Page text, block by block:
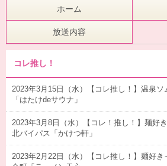
ホーム
放送内容
コレ推し！
2023年3月15日（水）【コレ推し！】温泉ソ
「はたけdeサウナ」
2023年3月8日（水）【コレ！推し！】麺好
北バイパス「かけつ軒」
2023年2月22日（水）【コレ推し！】麺好